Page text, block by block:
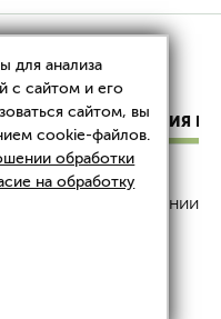
Lab
ПЛАЗМОТЕРАПИЯ
на использовании
(PRP),
пациента.
система
который
для анализа
с сайтом и его
сайтом, вы
cookie-файлов.
обработки
на обработку